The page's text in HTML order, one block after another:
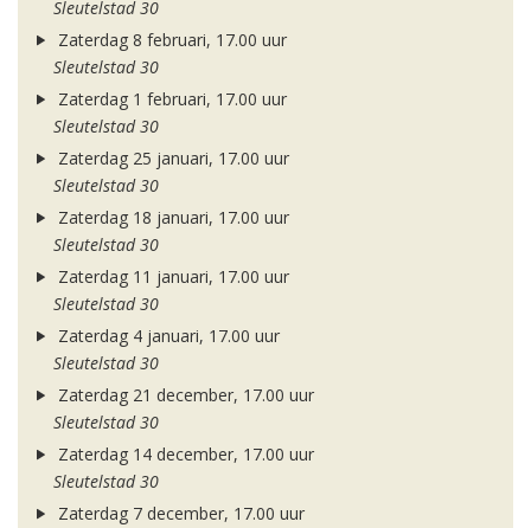
Sleutelstad 30
Zaterdag 8 februari, 17.00 uur
Sleutelstad 30
Zaterdag 1 februari, 17.00 uur
Sleutelstad 30
Zaterdag 25 januari, 17.00 uur
Sleutelstad 30
Zaterdag 18 januari, 17.00 uur
Sleutelstad 30
Zaterdag 11 januari, 17.00 uur
Sleutelstad 30
Zaterdag 4 januari, 17.00 uur
Sleutelstad 30
Zaterdag 21 december, 17.00 uur
Sleutelstad 30
Zaterdag 14 december, 17.00 uur
Sleutelstad 30
Zaterdag 7 december, 17.00 uur